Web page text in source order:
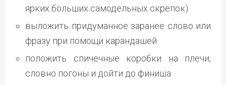
ярких больших самодельных скрепок)
выложить придуманное заранее слово или
фразу при помощи карандашей
положить спичечные коробки на плечи,
словно погоны и дойти до финиша